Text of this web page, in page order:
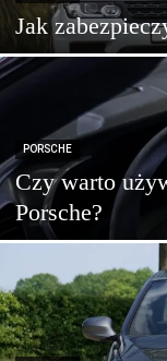
Jak
PORSCHE
Czy warto
Porsche?